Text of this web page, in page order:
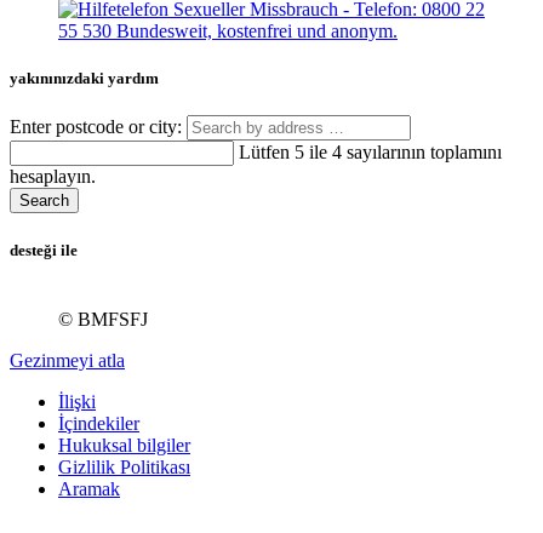
yakınınızdaki yardım
Enter postcode or city:
Lütfen 5 ile 4 sayılarının toplamını
hesaplayın.
Search
desteği ile
© BMFSFJ
Gezinmeyi atla
İlişki
İçindekiler
Hukuksal bilgiler
Gizlilik Politikası
Aramak